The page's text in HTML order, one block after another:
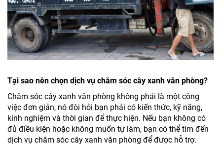
Tại sao nên chọn dịch vụ chăm sóc cây xanh văn phòng?
Chăm sóc cây xanh văn phòng không phải là một công
việc đơn giản, nó đòi hỏi bạn phải có kiến thức, kỹ năng,
kinh nghiệm và thời gian để thực hiện. Nếu bạn không có
đủ điều kiện hoặc không muốn tự làm, bạn có thể tìm đến
dịch vụ chăm sóc cây xanh văn phòng để được hỗ trợ.